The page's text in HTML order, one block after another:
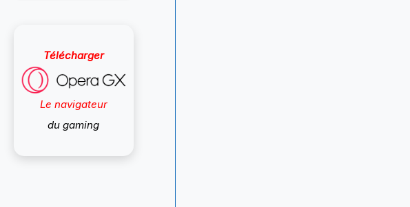
Télécharger
Le navigateur
du gaming